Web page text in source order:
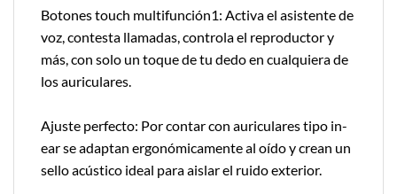
Botones touch multifunción1: Activa el asistente de
voz, contesta llamadas, controla el reproductor y
más, con solo un toque de tu dedo en cualquiera de
los auriculares.
Ajuste perfecto: Por contar con auriculares tipo in-
ear se adaptan ergonómicamente al oído y crean un
sello acústico ideal para aislar el ruido exterior.